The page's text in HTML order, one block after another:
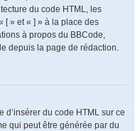
du code HTML, les
[ » et « ] » à la place des
à propos du BBCode,
depuis la page de rédaction.
d’insérer du code HTML sur ce
qui peut être générée par du